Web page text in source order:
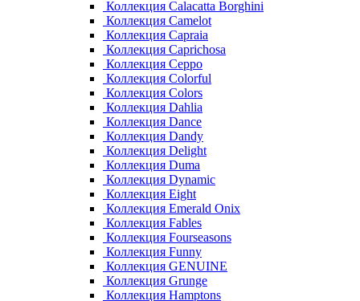
Коллекция Calacatta Borghini
Коллекция Camelot
Коллекция Capraia
Коллекция Caprichosa
Коллекция Ceppo
Коллекция Colorful
Коллекция Colors
Коллекция Dahlia
Коллекция Dance
Коллекция Dandy
Коллекция Delight
Коллекция Duma
Коллекция Dynamic
Коллекция Eight
Коллекция Emerald Onix
Коллекция Fables
Коллекция Fourseasons
Коллекция Funny
Коллекция GENUINE
Коллекция Grunge
Коллекция Hamptons